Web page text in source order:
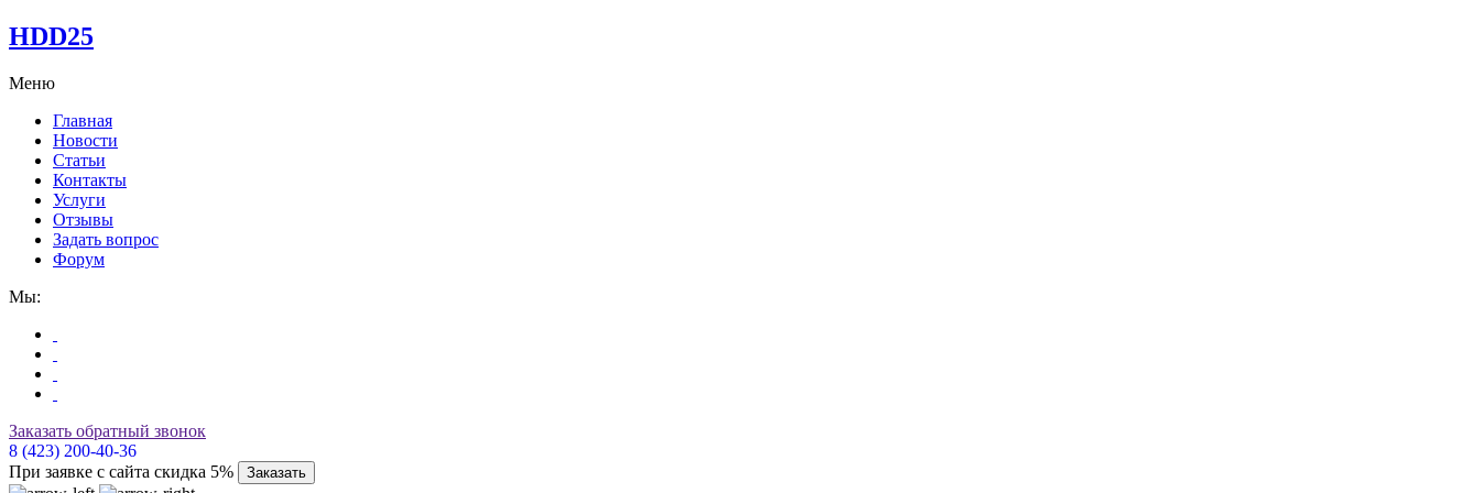
HDD25
Меню
Главная
Новости
Статьи
Контакты
Услуги
Отзывы
Задать вопрос
Форум
Мы:
Заказать обратный звонок
8 (423) 200-40-36
При заявке с сайта скидка 5%
Заказать